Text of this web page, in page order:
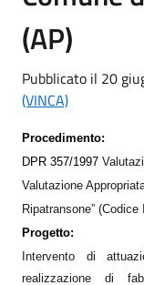
(AP)
Pubblicato il 20
(VINCA)
Procedimento:
DPR 357/1997
Valutazione
Ripatransone” (Codice
Progetto:
Intervento di
realizzazione di